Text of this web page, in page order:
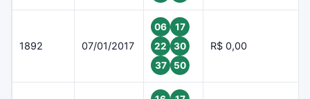
1892 07/01/2017
06
17
22
30
37
50
R$ 0,00